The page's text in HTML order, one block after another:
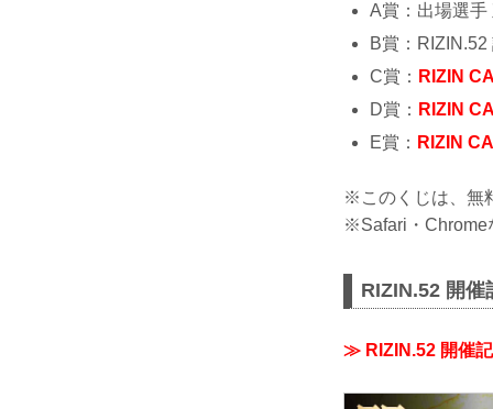
A賞：出場選
B賞：
C賞： RIZIN
D賞： RIZIN
E賞： RIZIN
※このくじは、無
※Safari・Chrome
RIZIN.52 開催
≫ RIZIN.52 開催